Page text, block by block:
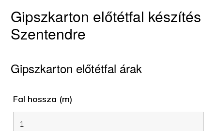
Gipszkarton előtétfal készítés
Szentendre
Gipszkarton előtétfal árak
Fal hossza (m)